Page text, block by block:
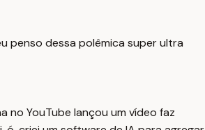
penso dessa polêmica super ultra
no YouTube lançou um vídeo faz